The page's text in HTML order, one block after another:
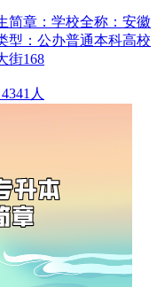
简章：学校全称：安徽
型：公办普通本科高校
街168
人